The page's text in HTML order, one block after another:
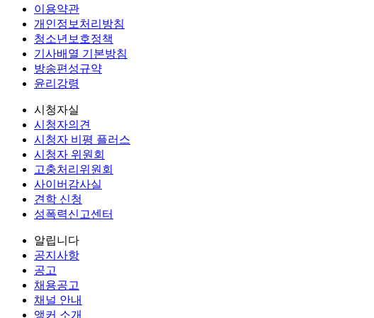
이용약관
개인정보처리방침
청소년보호정책
기사배열 기본방침
방송편성규약
윤리강령
시청자실
시청자의견
시청자 비평 플러스
시청자 위원회
고충처리위원회
사이버감사실
견학 신청
성폭력신고센터
알립니다
공지사항
공고
채용공고
채널 안내
앵커 소개